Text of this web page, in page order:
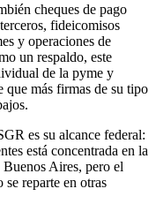
cheques de pago
fideicomisos
y operaciones de
un respaldo, este
de la pyme y
más firmas de su tipo
es su alcance federal:
está concentrada en la
Aires, pero el
reparte en otras